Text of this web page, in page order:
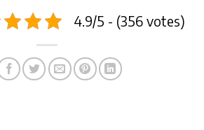
4.9/5 - (356 votes)